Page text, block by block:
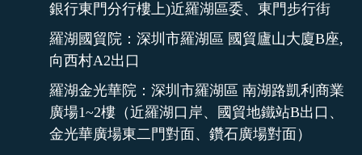
銀行東門分行樓上)近羅湖區委、東門步行街
羅湖國貿院：深圳市羅湖區 國貿廬山大廈B座,
向西村A2出口
羅湖金光華院：深圳市羅湖區 南湖路凱利商業
廣場1~2樓（近羅湖口岸、國貿地鐵站B出口、
金光華廣場東二門對面、鑽石廣場對面）